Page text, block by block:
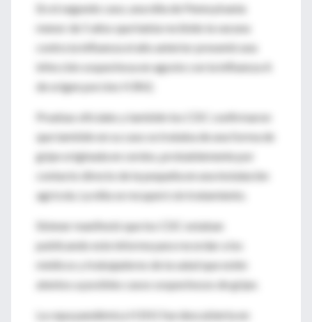
En el segundo caso, una niña de Pennsylvania
menor de 5 años que había recibido la vacuna
contra la influenza el año anterior presentó una
infección sospechosa en agosto con la influenza A
de origen porcino H3N2.
Pruebas oficiales y también los CDC confirmaron
que también en su caso se trataba de una forma de
gripe originada en cerdos, probablemente por
contacto directo de la pequeña en una instalación
agrícola. La niña se recuperó sin tratamiento.
Skinner manifestó que los CDC estaban
publicando este informe para recordar a los
médicos y trabajadores de la salud que estén
atentos a posibles casos sospechosos de gripe.
La cepa pandémica H1N1 fue descubierta en